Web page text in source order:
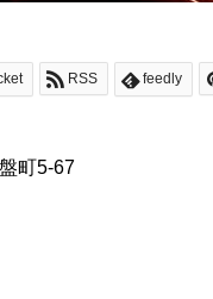
RSS feedly
町5-67